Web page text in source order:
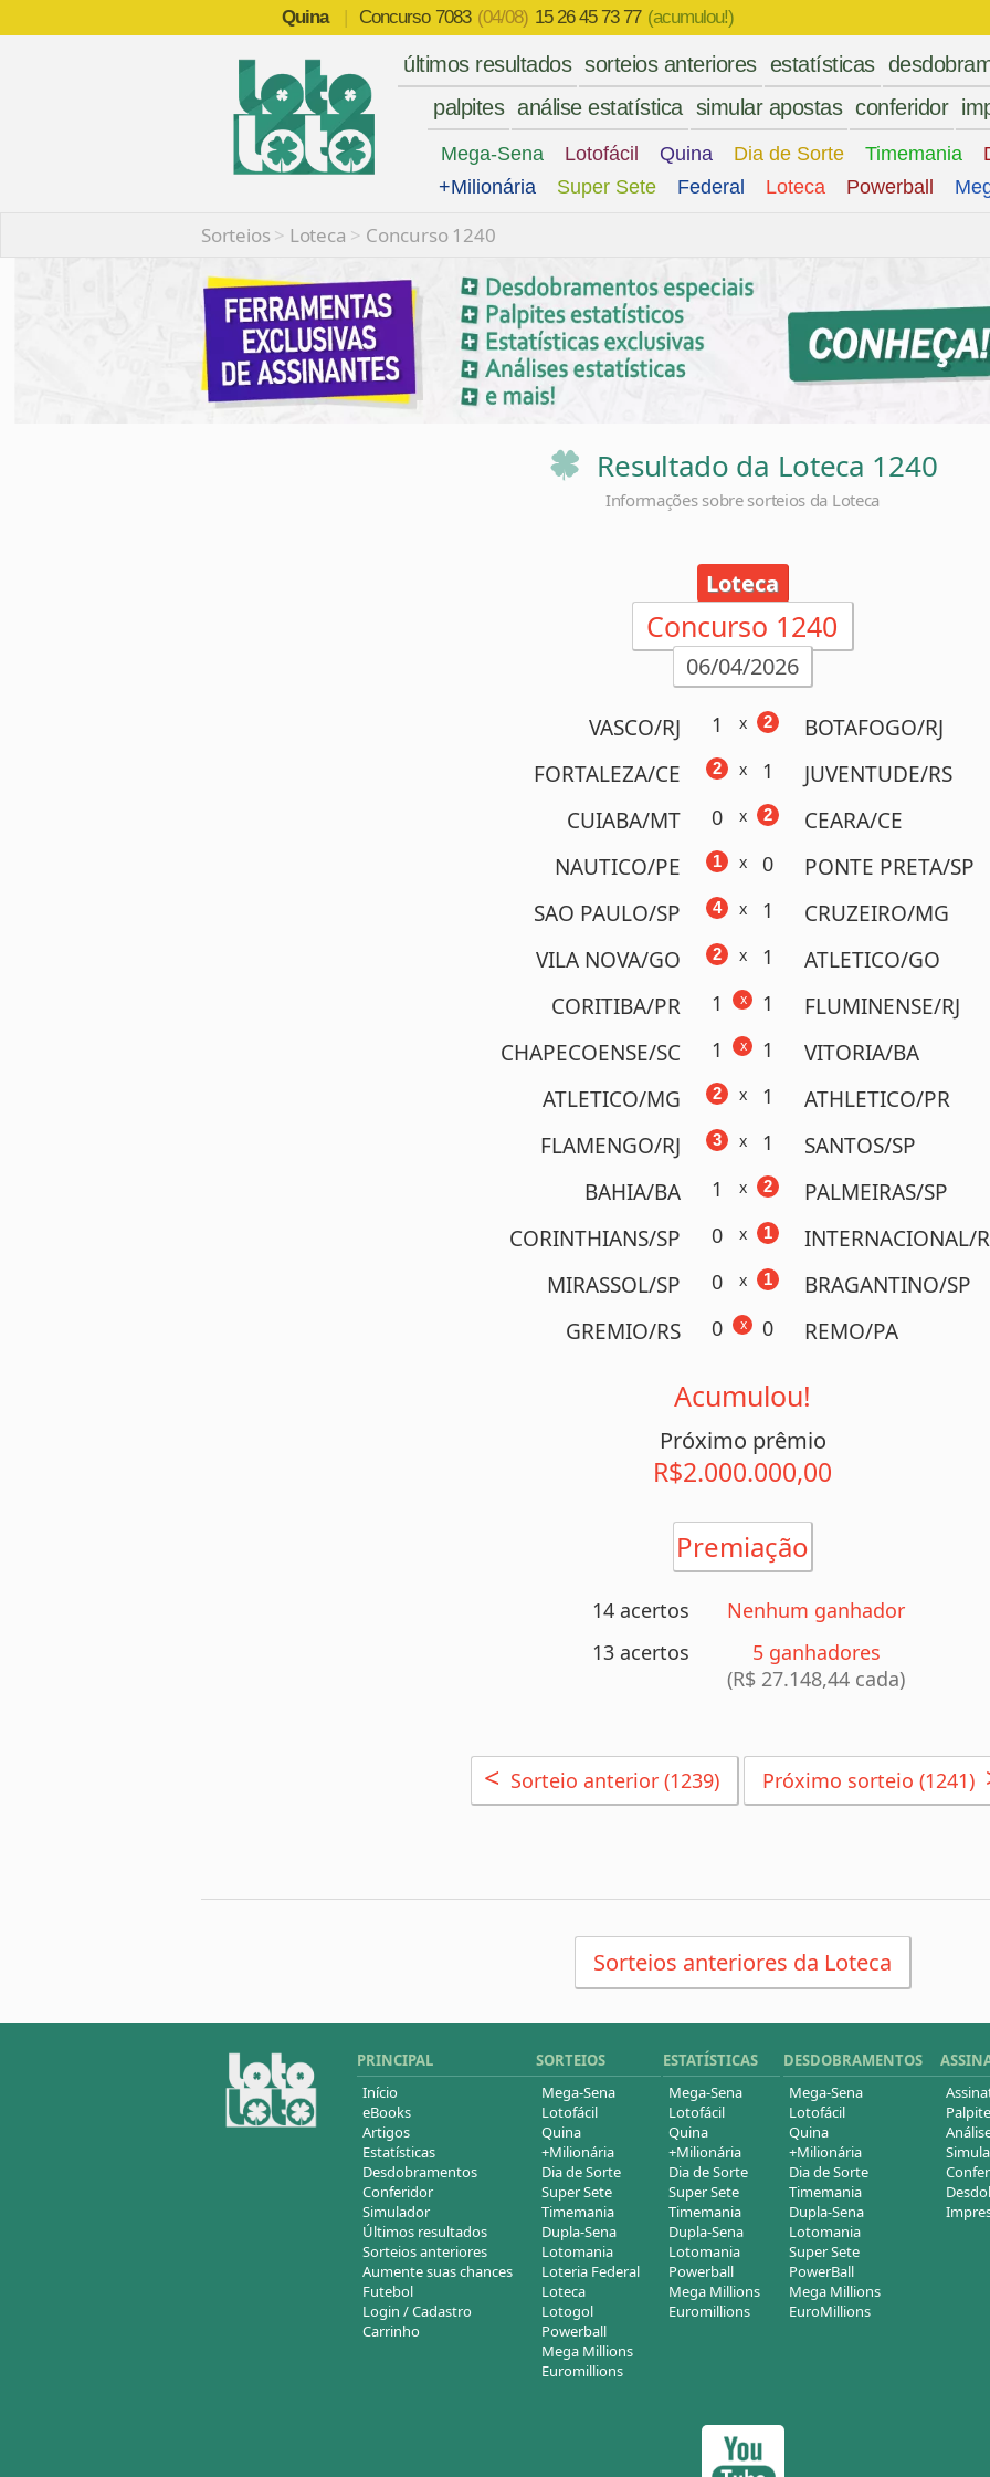
Quina | Concurso 7083 (04/08) 15 26 45 73 77 (acumulou!)
últimos resultados sorteios anteriores estatísticas
palpites análise estatística simular apostas conferidor
Mega-Sena Lotofácil Quina Dia de Sorte Timemania
+Milionária
Super Sete Federal Loteca Powerball
Sorteios> Loteca > Concurso 1240
Resultado da Loteca 1240
Informações sobre sorteios da Loteca
Loteca
Concurso 1240
06/04/2026
VASCO/RJ 1 x BOTAFOGO/RJ
2
FORTALEZA/CE 2 x JUVENTUDE/RS
1
CUIABA/MT 0 x CEARA/CE
2
NAUTICO/PE 1 x PONTE PRETA/SP
0
SAO PAULO/SP 4 x CRUZEIRO/MG
1
VILA NOVA/GO 2 x ATLETICO/GO
1
CORITIBA/PR 1 x FLUMINENSE/RJ
1
CHAPECOENSE/SC 1 x VITORIA/BA
1
ATLETICO/MG 2 x ATHLETICO/PR
1
FLAMENGO/RJ 3 x SANTOS/SP
1
BAHIA/BA 1 x PALMEIRAS/SP
2
CORINTHIANS/SP 0 x INTERNACIONAL/
1
MIRASSOL/SP 0 x BRAGANTINO/SP
1
GREMIO/RS 0 x REMO/PA
0
Acumulou!
Próximo prêmio
R$2.000.000,00
Premiação
14 acertos
Nenhum ganhador
13 acertos
5 ganhadores
(R$ 27.148,44 cada)
< Sorteio anterior (1239) Próximo sorteio (1241)
Sorteios anteriores da Loteca
PRINCIPAL
Início
eBooks
Artigos
Estatísticas
Desdobramentos
Conferidor
Simulador
Últimos resultados
Sorteios anteriores
Aumente suas chances
Futebol
Login / Cadastro
Carrinho
SORTEIOS
Mega-Sena
Lotofácil
Quina
+Milionária
Dia de Sorte
Super Sete
Timemania
Dupla-Sena
Lotomania
Loteria Federal
Loteca
Lotogol
Powerball
Mega Millions
Euromillions
ESTATÍSTICAS
Mega-Sena
Lotofácil
Quina
+Milionária
Dia de Sorte
Super Sete
Timemania
Dupla-Sena
Lotomania
Powerball
Mega Millions
Euromillions
DESDOBRAMENTOS
Mega-Sena
Lotofácil
Quina
+Milionária
Dia de Sorte
Timemania
Dupla-Sena
Lotomania
Super Sete
PowerBall
Mega Millions
EuroMillions